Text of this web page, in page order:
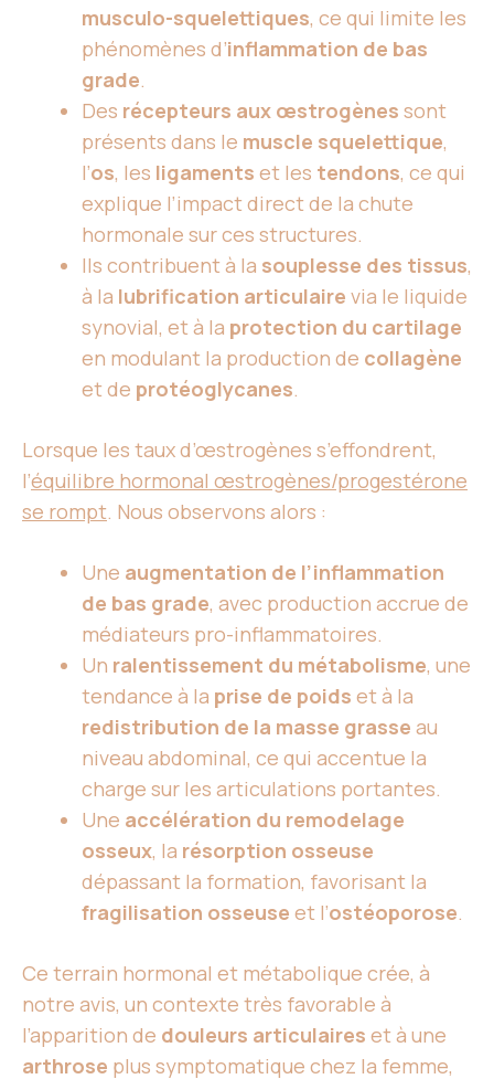
musculo-squelettiques, ce qui limite les
phénomènes d’inflammation de bas
grade.
Des récepteurs aux œstrogènes sont
présents dans le muscle squelettique,
l’os, les ligaments et les tendons, ce qui
explique l’impact direct de la chute
hormonale sur ces structures.
Ils contribuent à la souplesse des tissus,
à la lubrification articulaire via le liquide
synovial, et à la protection du cartilage
en modulant la production de collagène
et de protéoglycanes.
Lorsque les taux d’œstrogènes s’effondrent,
l’équilibre hormonal œstrogènes/progestérone
se rompt. Nous observons alors :
Une augmentation de l’inflammation
de bas grade, avec production accrue de
médiateurs pro-inflammatoires.
Un ralentissement du métabolisme, une
tendance à la prise de poids et à la
redistribution de la masse grasse au
niveau abdominal, ce qui accentue la
charge sur les articulations portantes.
Une accélération du remodelage
osseux, la résorption osseuse
dépassant la formation, favorisant la
fragilisation osseuse et l’ostéoporose.
Ce terrain hormonal et métabolique crée, à
notre avis, un contexte très favorable à
l’apparition de douleurs articulaires et à une
arthrose plus symptomatique chez la femme,